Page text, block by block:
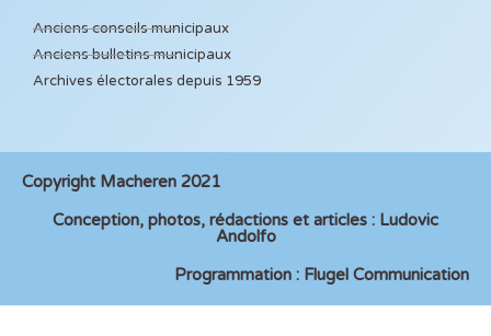
Anciens conseils municipaux
Anciens bulletins municipaux
Archives électorales depuis 1959
Copyright Macheren 2021
Conception, photos, rédactions et articles : Ludovic
Andolfo
Programmation : Flugel Communication